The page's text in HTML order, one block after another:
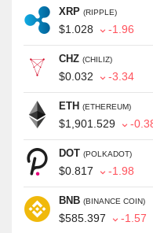
XRP (RIPPLE)
$1.028 -1.96
CHZ (CHILIZ)
$0.032 -3.34
ETH (ETHEREUM)
$1,901.529 -
DOT (POLKADOT)
$0.817 -1.98
BNB (BINANCE COIN)
$585.397 -1.57